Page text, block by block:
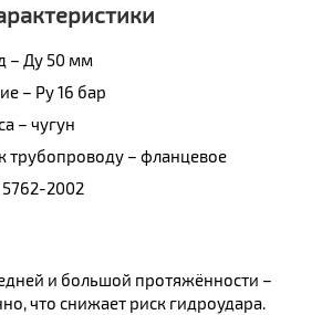
– Ду 50 мм
– Ру 16 бар
– чугун
трубопроводу – фланцевое
2002
и большой протяжённости –
что снижает риск гидроудара.